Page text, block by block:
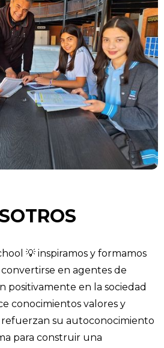
💡 inspiramos y formamos
en agentes de
positivamente en la sociedad
conocimientos valores y
refuerzan su autoconocimiento
para construir una